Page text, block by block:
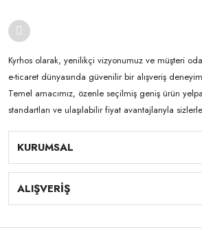
Kyrhos olarak, yenilikçi vizyonumuz ve müşteri
e-ticaret dünyasında güvenilir bir alışveriş
Temel amacımız, özenle seçilmiş geniş ürün
standartları ve ulaşılabilir fiyat avantajlarıyla
KURUMSAL
ALIŞVERİŞ